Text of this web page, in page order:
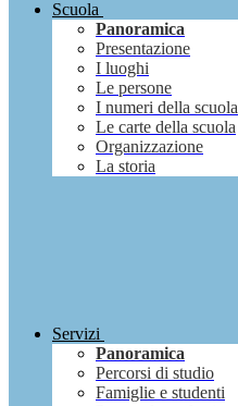
Scuola
Panoramica
Presentazione
I luoghi
Le persone
I numeri della scuola
Le carte della scuola
Organizzazione
La storia
Servizi
Panoramica
Percorsi di studio
Famiglie e studenti